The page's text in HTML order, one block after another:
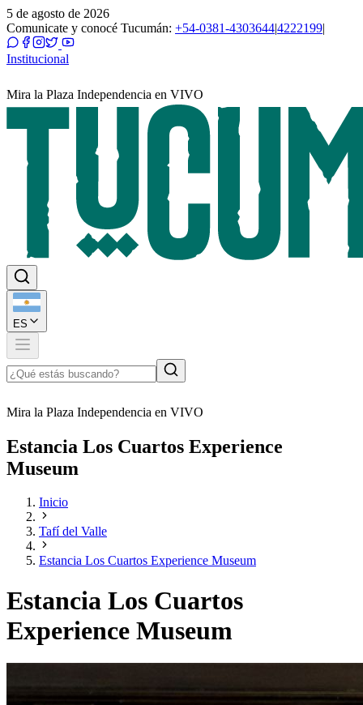
5 de agosto de 2026
Comunicate y conocé Tucumán: +54-0381-4303644|4222199|
Institucional
Mira la Plaza Independencia en VIVO
ES
Mira la Plaza Independencia en VIVO
Estancia Los Cuartos Experience
Museum
Inicio
Tafí del Valle
Estancia Los Cuartos Experience Museum
Estancia Los Cuartos
Experience Museum